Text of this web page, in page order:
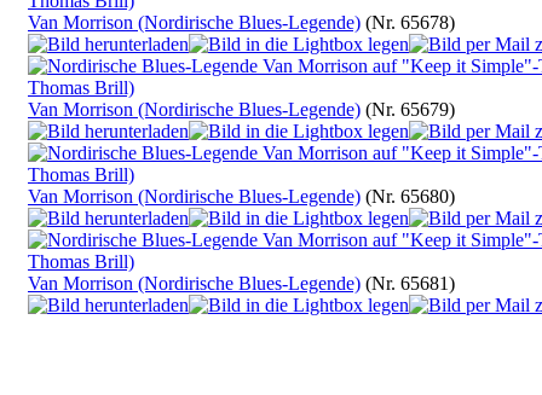
Van Morrison (Nordirische Blues-Legende) (Nr. 65678)
Van Morrison (Nordirische Blues-Legende) (Nr. 65679)
Van Morrison (Nordirische Blues-Legende) (Nr. 65680)
Van Morrison (Nordirische Blues-Legende) (Nr. 65681)